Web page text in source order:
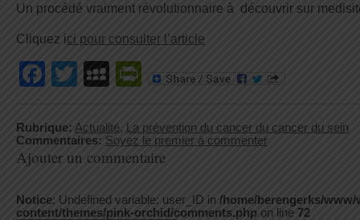
Un procédé vraiment révolutionnaire à découvrir sur
Cliquez ici pour consulter l’article
Facebook
TwitterMySpace
PrintFriendly
Rubrique: Actualité,
La prévention du cancer du cancer du sein
Commentaires: Soyez le premier à commenter
Ajouter un commentaire
Notice: Undefined variable: user_ID in /home/berengerks/www/
content/themes/pink-orchid/comments.php on line 72